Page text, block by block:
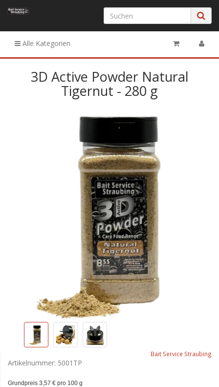
Alle Kategorien
3D Active Powder Natural
Tigernut - 280 g
Bait Service Straubing
Artikelnummer: 5001TP
Grundpreis 3,57 € pro 100 g